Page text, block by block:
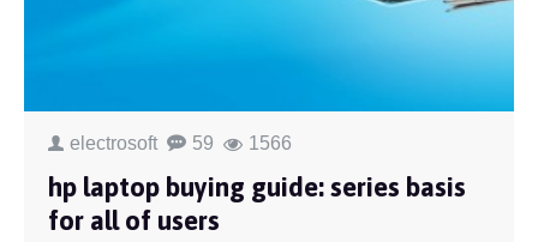
electrosoft 59 1566
hp laptop buying guide: series basis
for all of users